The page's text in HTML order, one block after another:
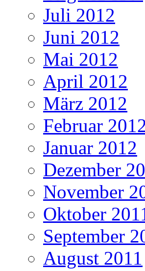
Juli 2012
Juni 2012
Mai 2012
April 2012
März 2012
Februar
Januar 2012
Dezember
November
Oktober
September
August 2011